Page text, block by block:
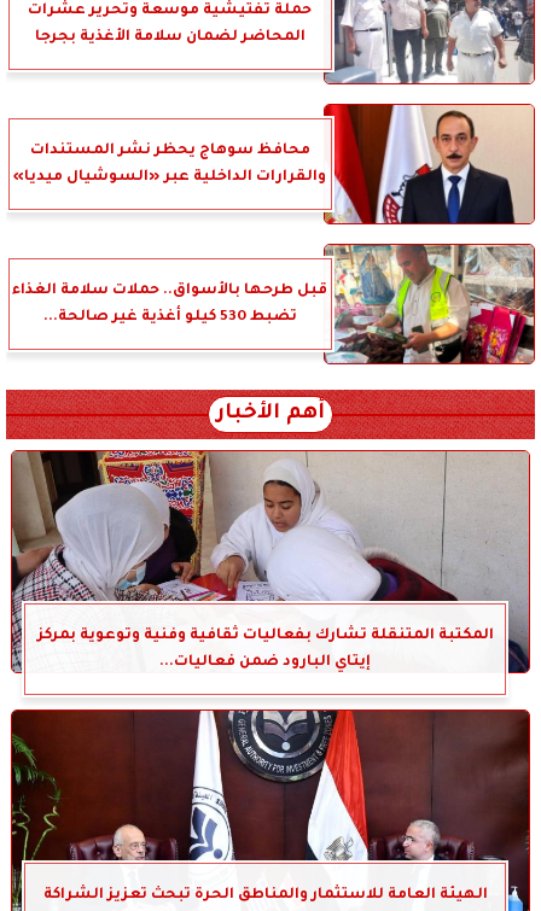
حملة تفتيشية موسعة وتحرير عشرات
المحاضر لضمان سلامة الأغذية بجرجا
محافظ سوهاج يحظر نشر المستندات
والقرارات الداخلية عبر «السوشيال ميديا»
قبل طرحها بالأسواق.. حملات سلامة الغذاء
تضبط 530 كيلو أغذية غير صالحة...
أهم الأخبار
المكتبة المتنقلة تشارك بفعاليات ثقافية وفنية وتوعوية بمركز
إيتاي البارود ضمن فعاليات...
الهيئة العامة للاستثمار والمناطق الحرة تبحث تعزيز الشراكة